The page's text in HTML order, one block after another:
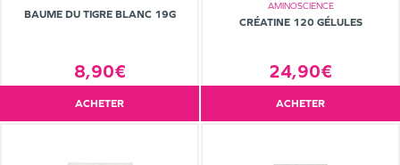
BAUME DU TIGRE BLANC 19G
8,90€
ACHETER
AMINOSCIENCE
CRÉATINE 120 GÉLULES
24,90€
ACHETER